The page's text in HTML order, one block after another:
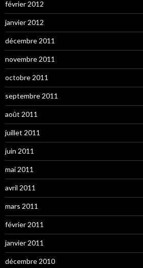
février 2012
janvier 2012
décembre 2011
novembre 2011
octobre 2011
septembre 2011
août 2011
juillet 2011
juin 2011
mai 2011
avril 2011
mars 2011
février 2011
janvier 2011
décembre 2010